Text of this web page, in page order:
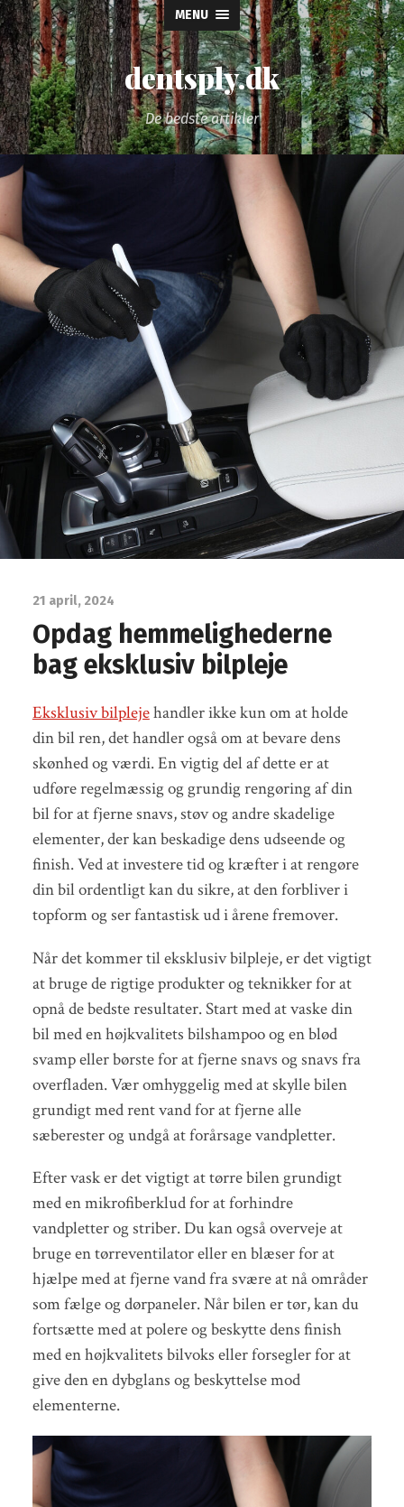
MENU
dentsply.dk
De bedste artikler
21 april, 2024
Opdag hemmelighederne
bag eksklusiv bilpleje
Eksklusiv bilplejehandler ikke kun om at holde
din bil ren, det handler også om at bevare dens
skønhed og værdi. En vigtig del af dette er at
udføre regelmæssig og grundig rengøring af din
bil for at fjerne snavs, støv og andre skadelige
elementer, der kan beskadige dens udseende og
finish. Ved at investere tid og kræfter i at rengøre
din bil ordentligt kan du sikre, at den forbliver i
topform og ser fantastisk ud i årene fremover.
Når det kommer til eksklusiv bilpleje, er det vigtigt
at bruge de rigtige produkter og teknikker for at
opnå de bedste resultater. Start med at vaske din
bil med en højkvalitets bilshampoo og en blød
svamp eller børste for at fjerne snavs og snavs fra
overfladen. Vær omhyggelig med at skylle bilen
grundigt med rent vand for at fjerne alle
sæberester og undgå at forårsage vandpletter.
Efter vask er det vigtigt at tørre bilen grundigt
med en mikrofiberklud for at forhindre
vandpletter og striber. Du kan også overveje at
bruge en tørreventilator eller en blæser for at
hjælpe med at fjerne vand fra svære at nå områder
som fælge og dørpaneler. Når bilen er tør, kan du
fortsætte med at polere og beskytte dens finish
med en højkvalitets bilvoks eller forsegler for at
give den en dybglans og beskyttelse mod
elementerne.